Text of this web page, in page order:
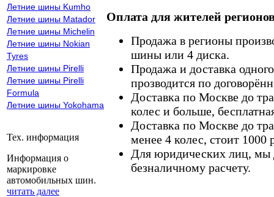
Летние шины Kumho
Летние шины Matador
Летние шины Michelin
Летние шины Nokian
Tyres
Летние шины Pirelli
Летние шины Pirelli
Formula
Летние шины Yokohama
Тех. информация
Информация о
маркировке
автомобильных шин.
читать далее
Оплата для жителей
Продажа в регионы
шины или 4 диска.
Продажа и доставка
прозводится по
Доставка по Москве до
колес и больше,
Доставка по Москве до
менее 4 колес, стоит 1000
Для юридических лиц, мы
безналичному расчету.